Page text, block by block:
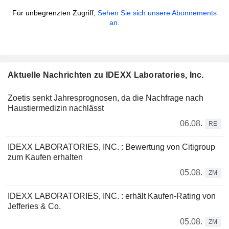
Für unbegrenzten Zugriff, Sehen Sie sich unsere Abonnements
an.
Aktuelle Nachrichten zu IDEXX Laboratories, Inc.
Zoetis senkt Jahresprognosen, da die Nachfrage nach
Haustiermedizin nachlässt
06.08.
RE
IDEXX LABORATORIES, INC. : Bewertung von Citigroup
zum Kaufen erhalten
05.08.
ZM
IDEXX LABORATORIES, INC. : erhält Kaufen-Rating von
Jefferies & Co.
05.08.
ZM